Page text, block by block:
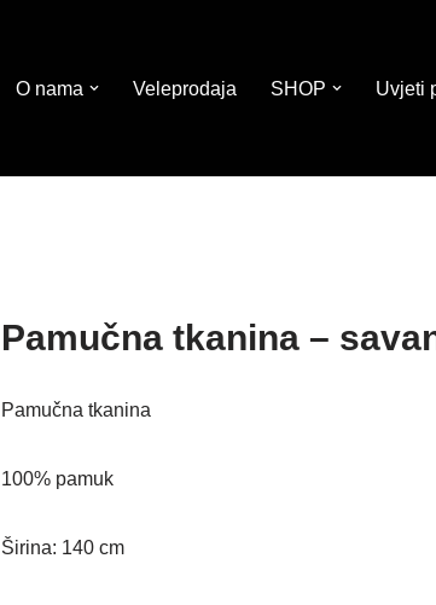
O nama Veleprodaja SHOP Uvjeti
Pamučna tkanina –
Pamučna tkanina
100% pamuk
Širina: 140 cm